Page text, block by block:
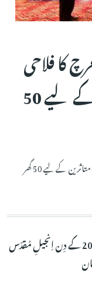
کا فلاحی
منصوبہ، سیلاب متاثرین کے لیے 50
سندھ کے ضلع بدین میں چرچ کا فلاحی منصوبہ، سیلاب متاثرین کے لیے 50 گھر
آج مورخہ 8 اگست 2026 کے دِن اِنجیلِ مُقدّس